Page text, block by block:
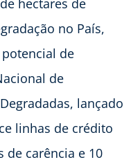
hectares de
no País,
de
de
lançado
linhas de crédito
de carência e 10